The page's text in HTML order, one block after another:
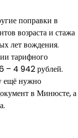
поправки в
возраста и стажа
лет вождения.
тарифного
– 4 942 рублей.
ещё нужно
в Минюсте, а